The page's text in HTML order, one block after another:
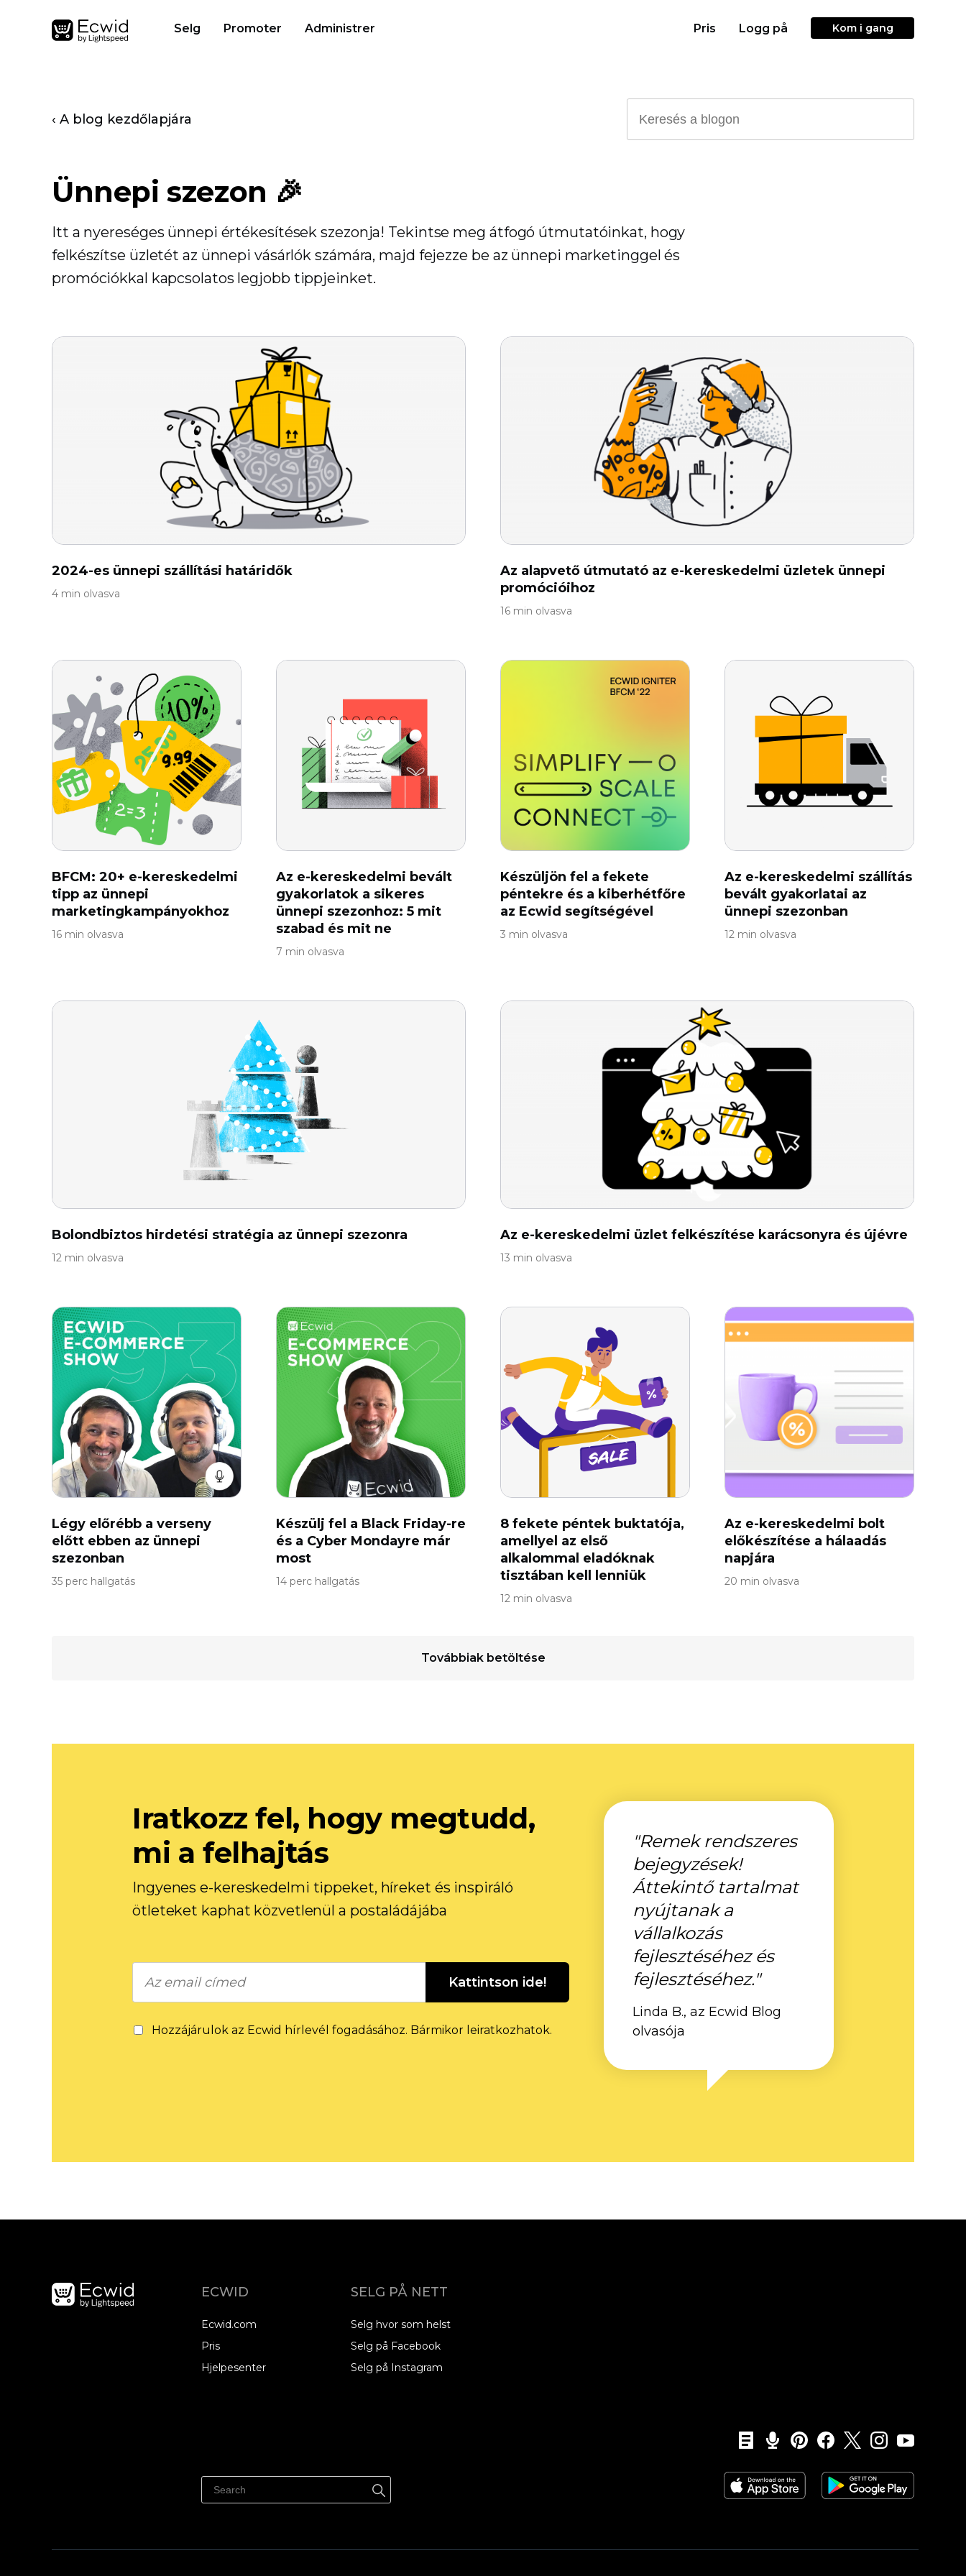
Selg Promoter Administrer Pris Logg på Kom i gang
‹ A blog kezdőlapjára
Ünnepi szezon 🎉
Itt a nyereséges ünnepi értékesítések szezonja! Tekintse meg átfogó útmutatóinkat, hogy
felkészítse üzletét az ünnepi vásárlók számára, majd fejezze be az ünnepi marketinggel és
promóciókkal kapcsolatos legjobb tippjeinket.
2024-es ünnepi szállítási határidők
4 min olvasva
Az alapvető útmutató az e-kereskedelmi üzletek ünnepi
promócióihoz
16 min olvasva
BFCM: 20+ e-kereskedelmi
tipp az ünnepi
marketingkampányokhoz
16 min olvasva
Az e-kereskedelmi bevált
gyakorlatok a sikeres
ünnepi szezonhoz: 5 mit
szabad és mit ne
7 min olvasva
Készüljön fel a fekete
péntekre és a kiberhétfőre
az Ecwid segítségével
3 min olvasva
Az e-kereskedelmi szállítás
bevált gyakorlatai az
ünnepi szezonban
12 min olvasva
Bolondbiztos hirdetési stratégia az ünnepi szezonra
12 min olvasva
Az e-kereskedelmi üzlet felkészítése karácsonyra és újévre
13 min olvasva
Légy előrébb a verseny
előtt ebben az ünnepi
szezonban
35 perc hallgatás
Készülj fel a Black Friday-re
és a Cyber ​​Mondayre már
most
14 perc hallgatás
8 fekete péntek buktatója,
amellyel az első
alkalommal eladóknak
tisztában kell lenniük
12 min olvasva
Az e-kereskedelmi bolt
előkészítése a hálaadás
napjára
20 min olvasva
Továbbiak betöltése
Iratkozz fel, hogy megtudd,
mi a felhajtás
Ingyenes e-kereskedelmi tippeket, híreket és inspiráló
ötleteket kaphat közvetlenül a postaládájába
Kattintson ide!
Hozzájárulok az Ecwid hírlevél fogadásához. Bármikor leiratkozhatok.
"Remek rendszeres
bejegyzések!
Áttekintő tartalmat
nyújtanak a
vállalkozás
fejlesztéséhez és
fejlesztéséhez."
Linda B., az Ecwid Blog
olvasója
ECWID
Ecwid.com
Pris
Hjelpesenter
SELG PÅ NETT
Selg hvor som helst
Selg på Facebook
Selg på Instagram